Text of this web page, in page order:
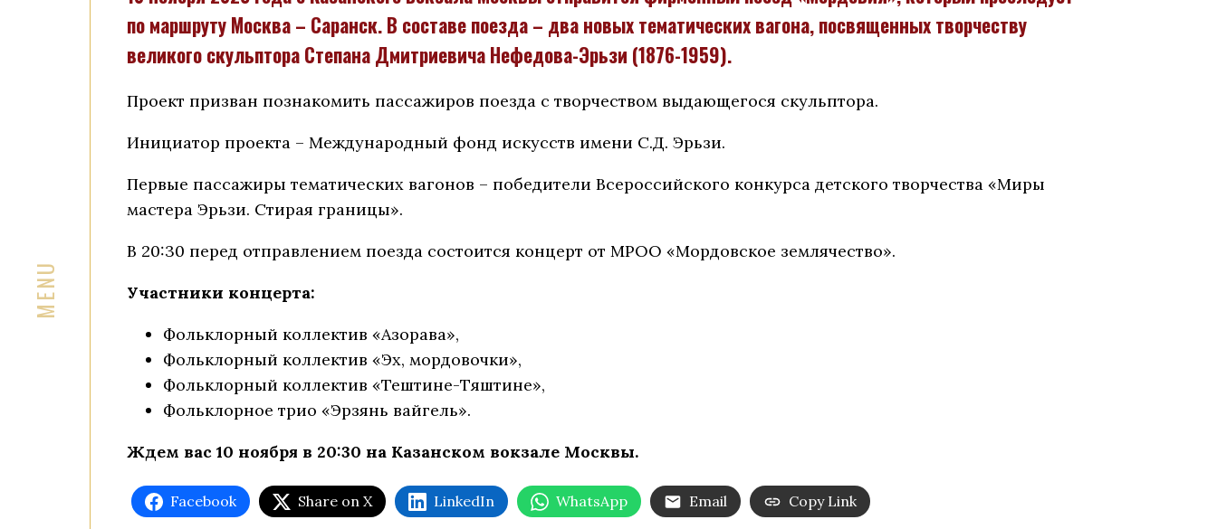
по маршруту Москва – Саранск. В составе поезда – два новых тематических вагона, посвященных творчеству
великого скульптора Степана Дмитриевича Нефедова-Эрьзи (1876-1959).
Проект призван познакомить пассажиров поезда с творчеством выдающегося скульптора.
Инициатор проекта – Международный фонд искусств имени С.Д. Эрьзи.
Первые пассажиры тематических вагонов – победители Всероссийского конкурса детского творчества «Миры
мастера Эрьзи. Стирая границы».
В 20:30 перед отправлением поезда состоится концерт от МРОО «Мордовское землячество».
Участники концерта:
Фольклорный коллектив «Азорава»,
Фольклорный коллектив «Эх, мордовочки»,
Фольклорный коллектив «Тештине-Тяштине»,
Фольклорное трио «Эрзянь вайгель».
Ждем вас 10 ноября в 20:30 на Казанском вокзале Москвы.
Facebook Share on X LinkedIn WhatsApp Email Copy Link